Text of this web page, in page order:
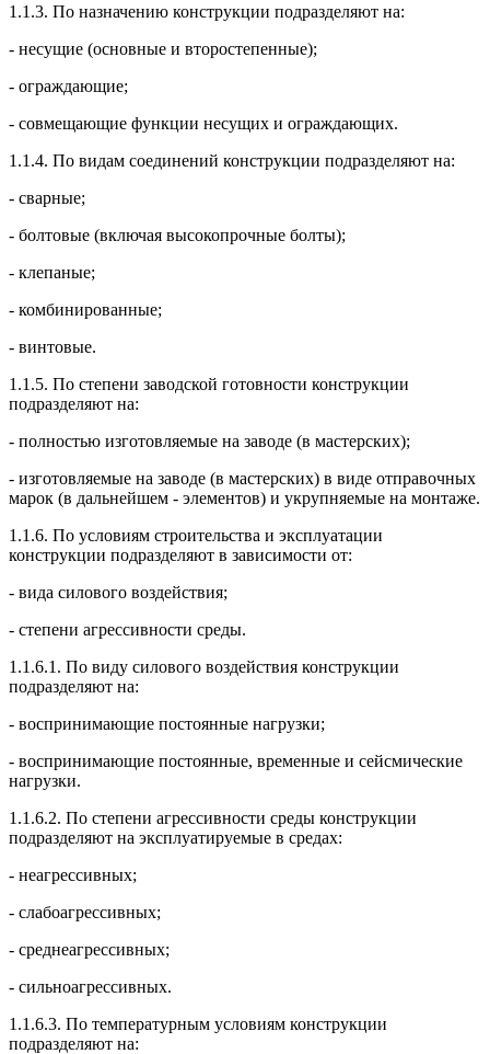
1.1.3. По назначению конструкции подразделяют на:
- несущие (основные и второстепенные);
- ограждающие;
- совмещающие функции несущих и ограждающих.
1.1.4. По видам соединений конструкции подразделяют на:
- сварные;
- болтовые (включая высокопрочные болты);
- клепаные;
- комбинированные;
- винтовые.
1.1.5. По степени заводской готовности конструкции
подразделяют на:
- полностью изготовляемые на заводе (в мастерских);
- изготовляемые на заводе (в мастерских) в виде отправочных
марок (в дальнейшем - элементов) и укрупняемые на монтаже.
1.1.6. По условиям строительства и эксплуатации
конструкции подразделяют в зависимости от:
- вида силового воздействия;
- степени агрессивности среды.
1.1.6.1. По виду силового воздействия конструкции
подразделяют на:
- воспринимающие постоянные нагрузки;
- воспринимающие постоянные, временные и сейсмические
нагрузки.
1.1.6.2. По степени агрессивности среды конструкции
подразделяют на эксплуатируемые в средах:
- неагрессивных;
- слабоагрессивных;
- среднеагрессивных;
- сильноагрессивных.
1.1.6.3. По температурным условиям конструкции
подразделяют на: